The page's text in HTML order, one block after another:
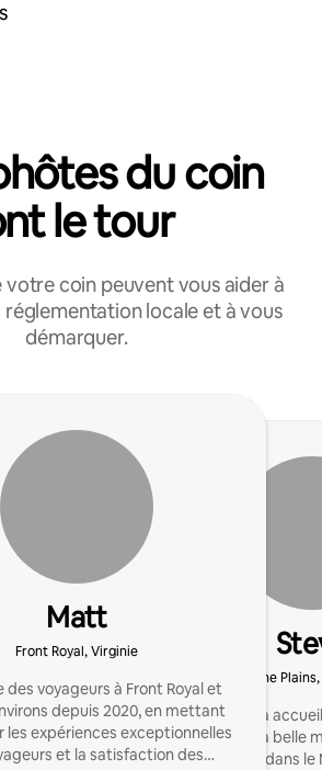
du coin
le tour
votre coin peuvent vous aider à
locale et à vous
démarquer.
Matt
Front Royal, Virginie
des voyageurs à Front Royal et
depuis 2020, en mettant
les expériences exceptionnelles
et la satisfaction des
The
J'ai commencé à
3 ans dans ma belle
Frederick, dans le